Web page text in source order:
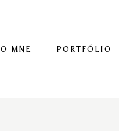
O MNE PORTFÓLIO